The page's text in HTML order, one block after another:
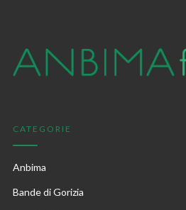
CATEGORIE
Anbima
Bande di Gorizia